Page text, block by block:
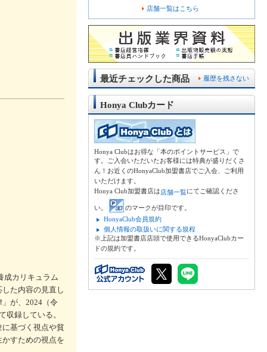
成カリキュラム
た内容の見直し
が、2024（令
収録している。
基づく視点や貧
すための視点を
店舗一覧はこちら
履歴を残さない
最近チェックした商品
Honya Clubカード
Honya Clubはお得な「本のポイントサービス」で
す。ご入会いただいたお客様には特典が盛りだくさ
ん！お近くのHonyaClub加盟書店でご入会、ご利用
いただけます。
Honya Club加盟書店は店舗一覧にてご確認くださ
い。
のマークが目印です。
HonyaClub会員規約
個人情報の取扱いに関する規程
※上記は加盟書店店頭で使用できるHonyaClubカー
ドの規約です。